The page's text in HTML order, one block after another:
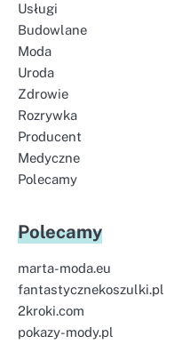
Usługi
Budowlane
Moda
Uroda
Zdrowie
Rozrywka
Producent
Medyczne
Polecamy
Polecamy
marta-moda.eu
fantastycznekoszulki.pl
2kroki.com
pokazy-mody.pl